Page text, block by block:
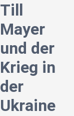
Till
Mayer
und der
Krieg in
der
Ukraine